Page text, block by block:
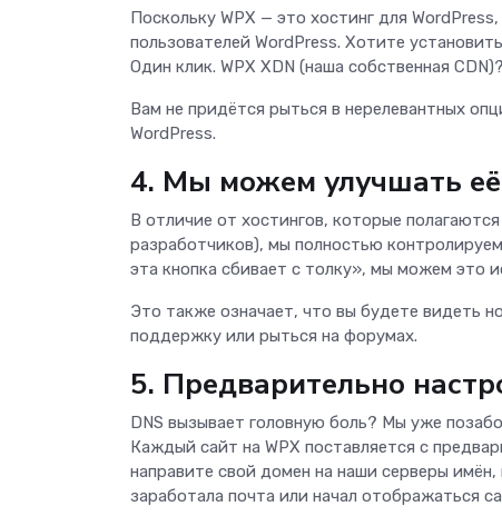
Поскольку WPX — это хостинг для
пользователей WordPress. Хотите
Один клик. WPX XDN (наша собственная CDN)?
Вам не придётся рыться в нерелевантных
WordPress.
4. Мы можем улучшать
В отличие от хостингов, которые
разработчиков), мы полностью
эта кнопка сбивает с толку», мы можем это
Это также означает, что вы будете видеть
поддержку или рыться на форумах.
5. Предварительно
DNS вызывает головную боль? Мы уже
Каждый сайт на WPX поставляется с
направите свой домен на наши серверы
заработала почта или начал отображаться